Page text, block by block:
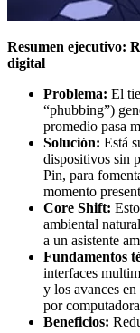
Resumen ejecutivo:
digital
Problema: El
“phubbing”)
promedio pasa
Solución: Está
dispositivos sin
Pin, para
momento
Core Shift:
ambiental
a un asistente
Fundamentos
interfaces
y los avances
por
Beneficios: